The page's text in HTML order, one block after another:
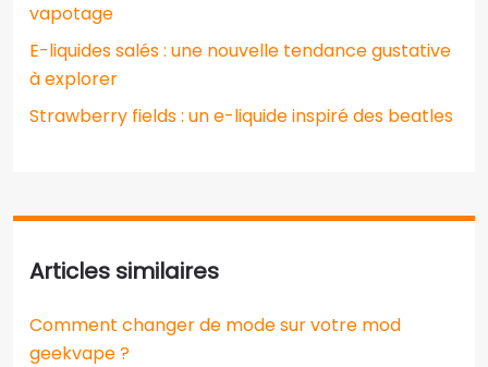
vapotage
E-liquides salés : une nouvelle tendance gustative
à explorer
Strawberry fields : un e-liquide inspiré des beatles
Articles similaires
Comment changer de mode sur votre mod
geekvape ?